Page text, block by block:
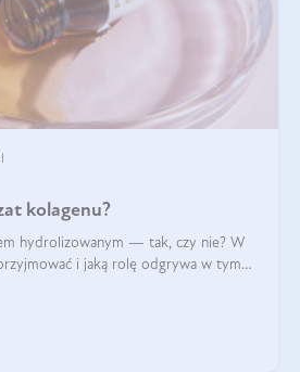
kolagenu?
hydrolizowanym — tak, czy nie? W
i jaką rolę odgrywa w tym